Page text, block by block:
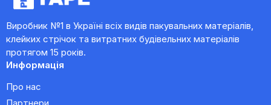
Виробник №1 в Україні всіх видів пакувальних матеріалів,
клейких стрічок та витратних будівельних матеріалів
протягом 15 років.
Информація
Про нас